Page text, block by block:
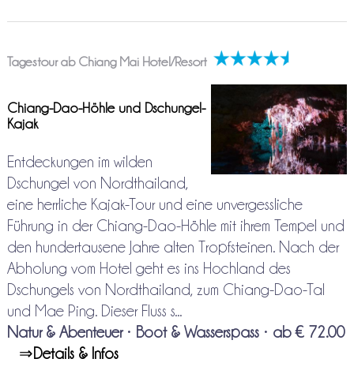
Tagestour ab Chiang Mai Hotel/Resort
Chiang-Dao-Höhle und Dschungel-
Kajak
Entdeckungen im wilden
Dschungel von Nordthailand,
eine herrliche Kajak-Tour und eine unvergessliche
Führung in der Chiang-Dao-Höhle mit ihrem Tempel und
den hundertausene Jahre alten Tropfsteinen. Nach der
Abholung vom Hotel geht es ins Hochland des
Dschungels von Nordthailand, zum Chiang-Dao-Tal
und Mae Ping. Dieser Fluss s...
Natur & Abenteuer• Boot & Wasserspass• ab € 72.00
⇒Details & Infos